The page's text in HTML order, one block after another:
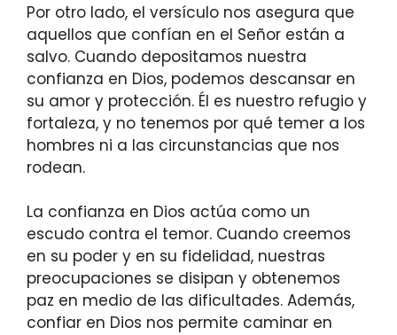
Por otro lado, el versículo nos asegura que
aquellos que confían en el Señor están a
salvo. Cuando depositamos nuestra
confianza en Dios, podemos descansar en
su amor y protección. Él es nuestro refugio y
fortaleza, y no tenemos por qué temer a los
hombres ni a las circunstancias que nos
rodean.
La confianza en Dios actúa como un
escudo contra el temor. Cuando creemos
en su poder y en su fidelidad, nuestras
preocupaciones se disipan y obtenemos
paz en medio de las dificultades. Además,
confiar en Dios nos permite caminar en